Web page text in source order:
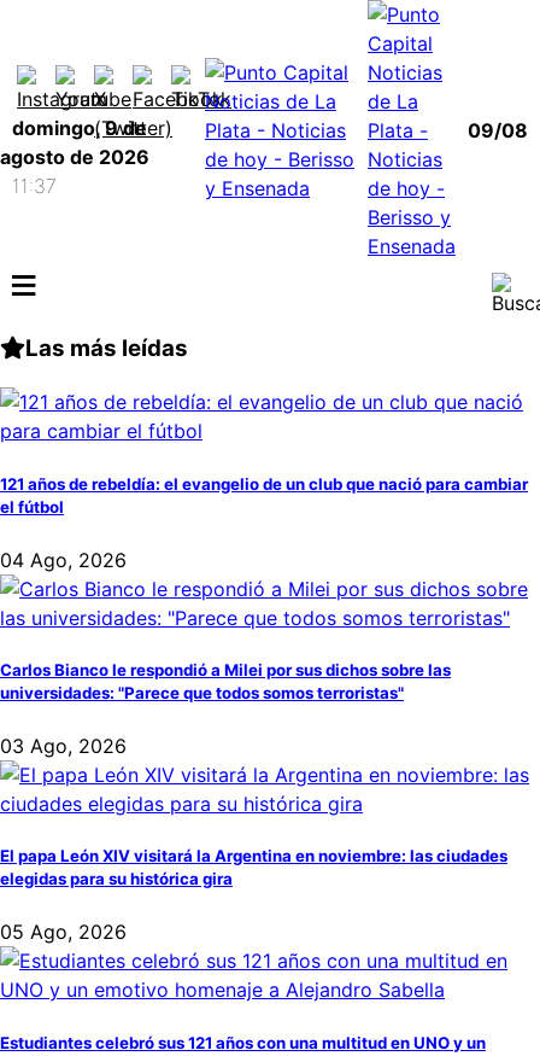
domingo, 9 de
agosto de 2026
11:37
09/08
≡
Las más leídas
121 años de rebeldía: el evangelio de un club que nació para cambiar
el fútbol
04 Ago, 2026
Carlos Bianco le respondió a Milei por sus dichos sobre las
universidades: "Parece que todos somos terroristas"
03 Ago, 2026
El papa León XIV visitará la Argentina en noviembre: las ciudades
elegidas para su histórica gira
05 Ago, 2026
Estudiantes celebró sus 121 años con una multitud en UNO y un